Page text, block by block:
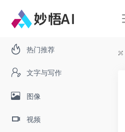
热门推荐
文字与写作
图像
视频